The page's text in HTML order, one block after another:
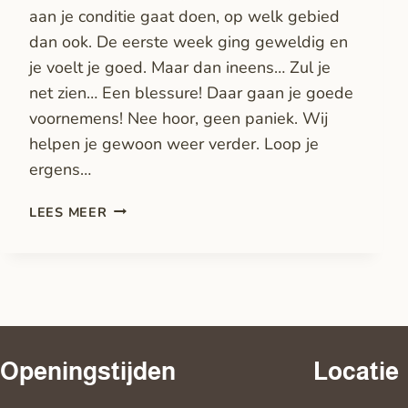
aan je conditie gaat doen, op welk gebied
dan ook. De eerste week ging geweldig en
je voelt je goed. Maar dan ineens… Zul je
net zien… Een blessure! Daar gaan je goede
voornemens! Nee hoor, geen paniek. Wij
helpen je gewoon weer verder. Loop je
ergens…
LEES MEER
Openingstijden Locatie